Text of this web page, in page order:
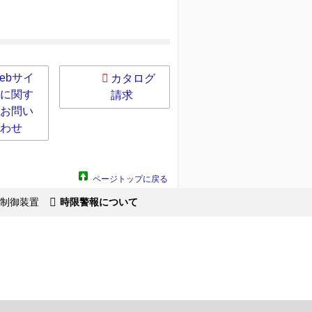
サイ
関す
問い
せ
カタログ
請求
ページトップに戻る
御装置 時限警報について